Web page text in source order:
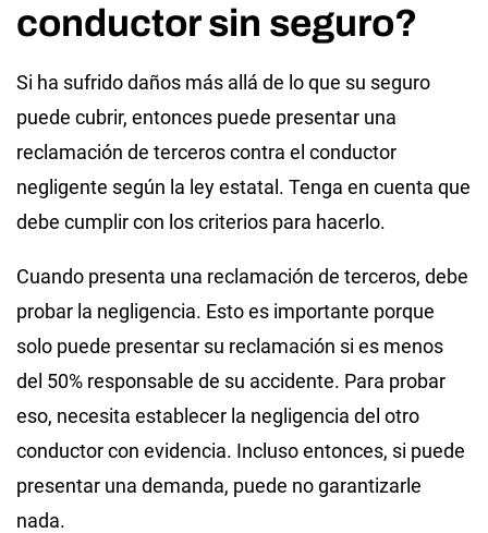
conductor sin seguro?
Si ha sufrido daños más allá de lo que su seguro
puede cubrir, entonces puede presentar una
reclamación de terceros contra el conductor
negligente según la ley estatal. Tenga en cuenta que
debe cumplir con los criterios para hacerlo.
Cuando presenta una reclamación de terceros, debe
probar la negligencia. Esto es importante porque
solo puede presentar su reclamación si es menos
del 50% responsable de su accidente. Para probar
eso, necesita establecer la negligencia del otro
conductor con evidencia. Incluso entonces, si puede
presentar una demanda, puede no garantizarle
nada.